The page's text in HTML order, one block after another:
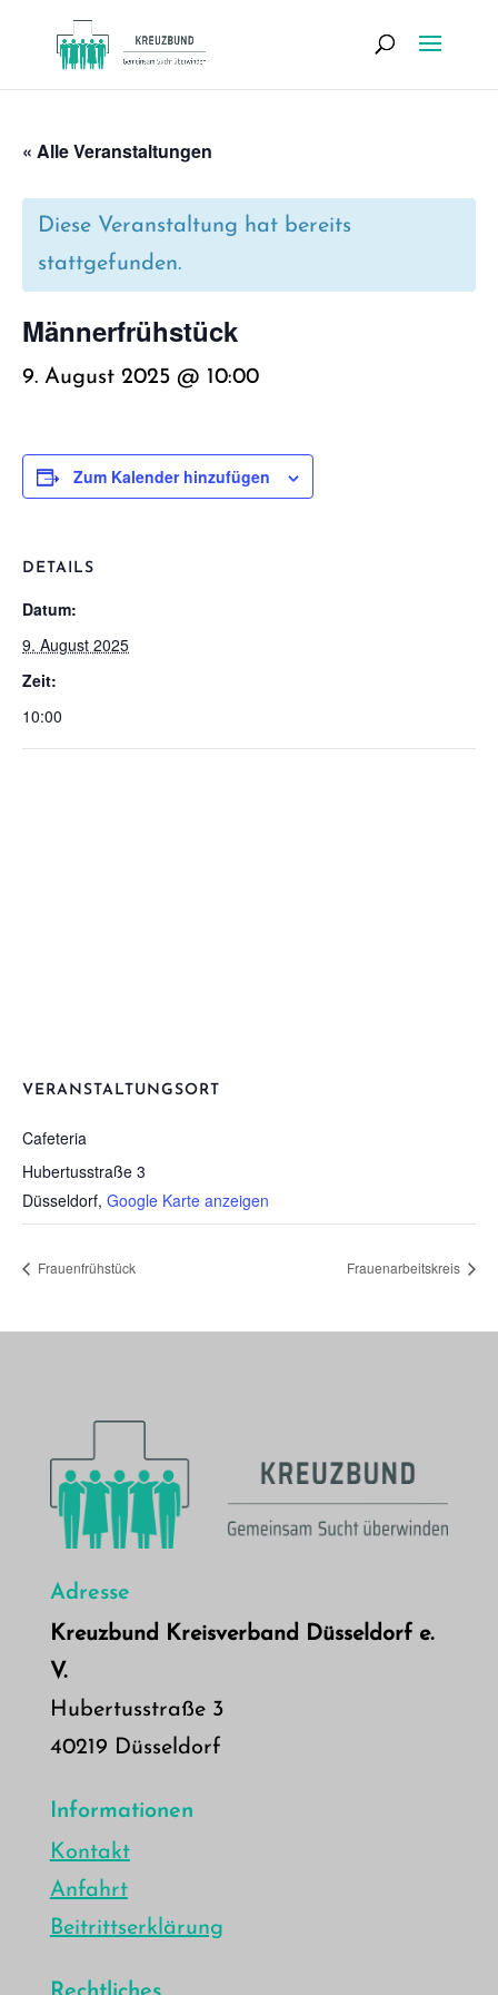
« Alle Veranstaltungen
Diese Veranstaltung hat bereits
stattgefunden.
Män­ner­früh­stück
9. August 2025 @ 10:00
Zum Kalender hinzufügen
DETAILS
Datum:
9. August 2025
Zeit:
10:00
VERANSTALTUNGSORT
Cafe­te­ria
Hubertusstraße 3
Düsseldorf, Google Karte anzeigen
Frau­en­früh­stück Frau­en­ar­beits­kreis
Adresse
Kreuzbund Kreisverband Düsseldorf e.
V.
Hubertusstraße 3
40219 Düsseldorf
Informationen
Kontakt
Anfahrt
Beitrittserklärung